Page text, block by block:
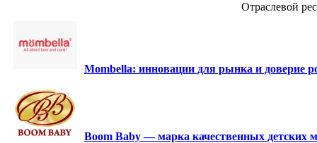
Отраслевой
Mombella: инновации для рынка и доверие
Boom Baby — марка качественных детских